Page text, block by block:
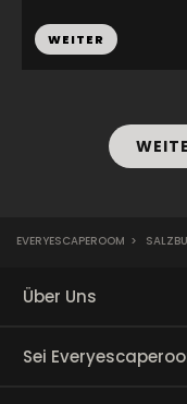
WEITER
EVERYESCAPEROOM >
Über Uns
Sei